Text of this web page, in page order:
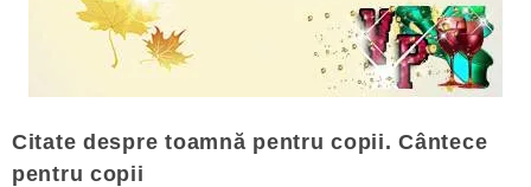
Citate despre toamnă pentru copii. Cântece
pentru copii